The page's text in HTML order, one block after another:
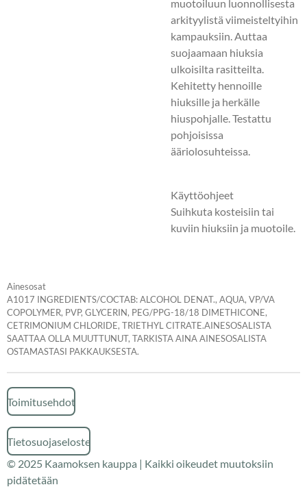
muotoiluun luonnollisesta
arkityylistä viimeisteltyihin
kampauksiin. Auttaa
suojaamaan hiuksia
ulkoisilta rasitteilta.
Kehitetty hennoille
hiuksille ja herkälle
hiuspohjalle. Testattu
pohjoisissa
ääriolosuhteissa.
Käyttöohjeet
Suihkuta kosteisiin tai
kuviin hiuksiin ja muotoile.
Ainesosat
A1017 INGREDIENTS/COCTAB: ALCOHOL DENAT., AQUA, VP/VA
COPOLYMER, PVP, GLYCERIN, PEG/PPG-18/18 DIMETHICONE,
CETRIMONIUM CHLORIDE, TRIETHYL CITRATE.AINESOSALISTA
SAATTAA OLLA MUUTTUNUT, TARKISTA AINA AINESOSALISTA
OSTAMASTASI PAKKAUKSESTA.
Toimitusehdot
Tietosuojaseloste
© 2025 Kaamoksen kauppa | Kaikki oikeudet muutoksiin
pidätetään